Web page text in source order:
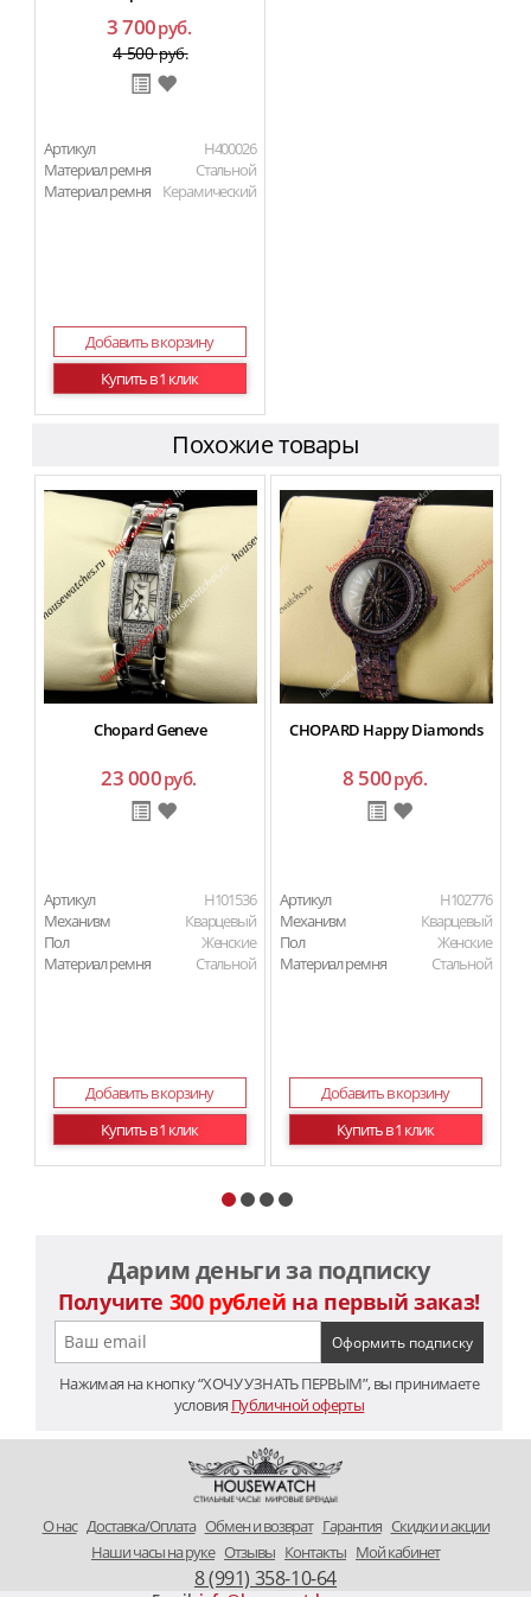
3 700руб.
4 500руб.
Артикул
H400026
Материал ремня
Стальной
Материал ремня
Керамический
Добавить в корзину
Купить в 1 клик
Похожие товары
Chopard Geneve
23 000руб.
Артикул
H101536
Механизм
Кварцевый
Пол
Женские
Материал ремня
Стальной
Добавить в корзину
Купить в 1 клик
CHOPARD Happy Diamonds
8 500руб.
Артикул
H102776
Механизм
Кварцевый
Пол
Женские
Материал ремня
Стальной
Добавить в корзину
Купить в 1 клик
Дарим деньги за подписку
Получите 300 рублей на первый заказ!
Нажимая на кнопку “ХОЧУ УЗНАТЬ ПЕРВЫМ”, вы принимаете
условия Публичной оферты
O нас Доставка/Оплата Обмен и возврат Гарантия Скидки и акции
Наши часы на руке Отзывы Контакты Мой кабинет
8 (991) 358-10-64